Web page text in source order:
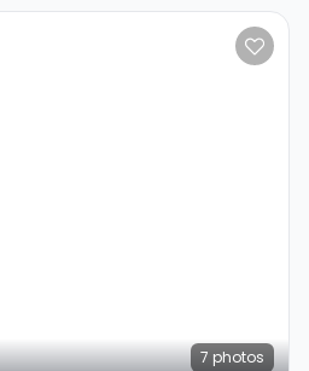
7 photos